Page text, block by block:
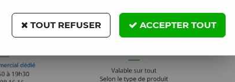
TOUT REFUSER ACCEPTER TOUT